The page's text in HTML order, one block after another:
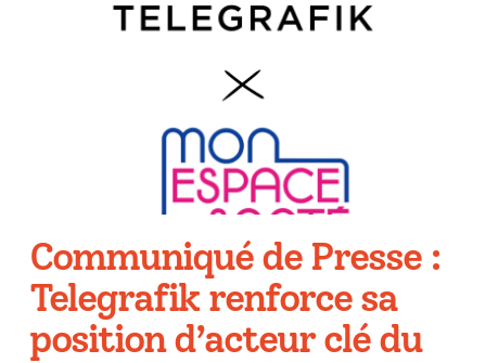
Communiqué de Presse :
Telegrafik renforce sa
position d’acteur clé du